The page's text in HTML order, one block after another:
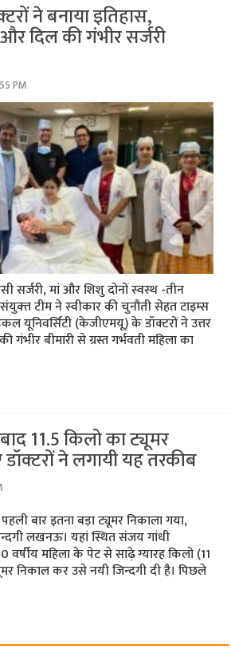
ने बनाया इतिहास,
दिल की गंभीर सर्जरी
PM
सर्जरी, मां और शिशु दोनों स्‍वस्‍थ -तीन
टीम ने स्‍वीकार की चुनौती सेहत टाइम्‍स
यूनिवर्सिटी (केजीएमयू) के डॉक्टरों ने उत्तर
गंभीर बीमारी से ग्रस्त गर्भवती महिला का
11.5 किलो का ट्यूमर
ने लगायी यह तरकीब
बार इतना बड़ा ट्यूमर निकाला गया,
लखनऊ। यहां स्थित संजय गांधी
वर्षीय महिला के पेट से साढ़े ग्‍यारह किलो (11
निकाल कर उसे नयी जिन्‍दगी दी है। पिछले